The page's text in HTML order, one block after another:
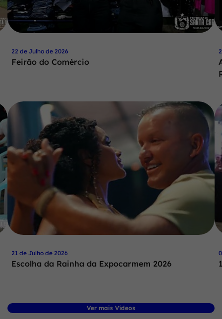
22 de Julho de 2026
Feirão do Comércio
21 de Julho de 2026
Escolha da Rainha da Expocarmem 2026
Ver mais Vídeos